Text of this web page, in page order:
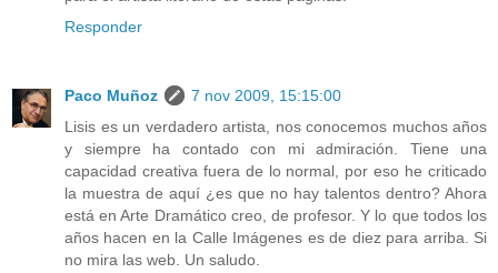
Responder
Paco Muñoz
7 nov 2009, 15:15:00
Lisis es un verdadero artista, nos conocemos muchos años
y siempre ha contado con mi admiración. Tiene una
capacidad creativa fuera de lo normal, por eso he criticado
la muestra de aquí ¿es que no hay talentos dentro? Ahora
está en Arte Dramático creo, de profesor. Y lo que todos los
años hacen en la Calle Imágenes es de diez para arriba. Si
no mira las web. Un saludo.